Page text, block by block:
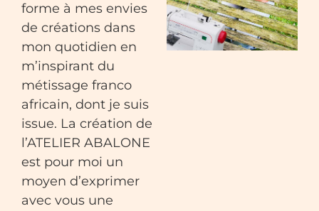
forme à mes envies
de créations dans
mon quotidien en
m’inspirant du
métissage franco
africain, dont je suis
issue. La création de
l’ATELIER ABALONE
est pour moi un
moyen d’exprimer
avec vous une